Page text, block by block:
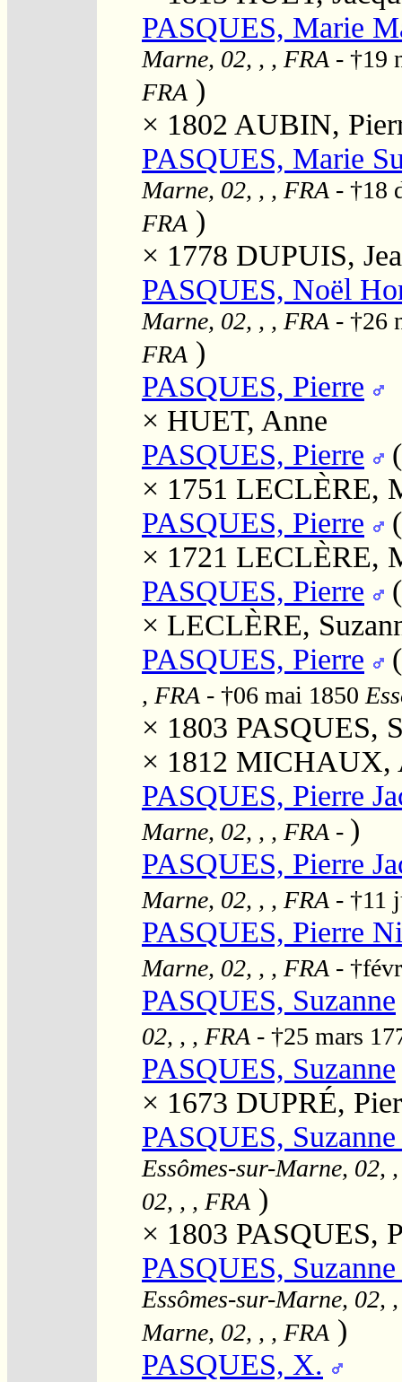
PASQUES, Marie
Marne, 02, , , FRA - †19
FRA )
× 1802 AUBIN,
PASQUES, Marie
Marne, 02, , , FRA - †18
FRA )
× 1778 DUPUIS,
PASQUES, Noël
Marne, 02, , , FRA - †26
FRA )
PASQUES, Pierre
× HUET, Anne
PASQUES, Pierre
× 1751 LECLÈRE,
PASQUES, Pierre
× 1721 LECLÈRE,
PASQUES, Pierre
× LECLÈRE,
PASQUES, Pierre
, FRA - †06 mai 1850
× 1803 PASQUES,
× 1812 MICHAUX,
PASQUES, Pierre
Marne, 02, , , FRA - )
PASQUES, Pierre
Marne, 02, , , FRA - †11
PASQUES, Pierre
Marne, 02, , , FRA -
PASQUES, Suzanne
02, , , FRA - †25 mars
PASQUES, Suzanne
× 1673 DUPRÉ,
PASQUES,
Essômes-sur-Marne, 02,
02, , , FRA )
× 1803 PASQUES,
PASQUES,
Essômes-sur-Marne, 02,
Marne, 02, , , FRA )
PASQUES, X.